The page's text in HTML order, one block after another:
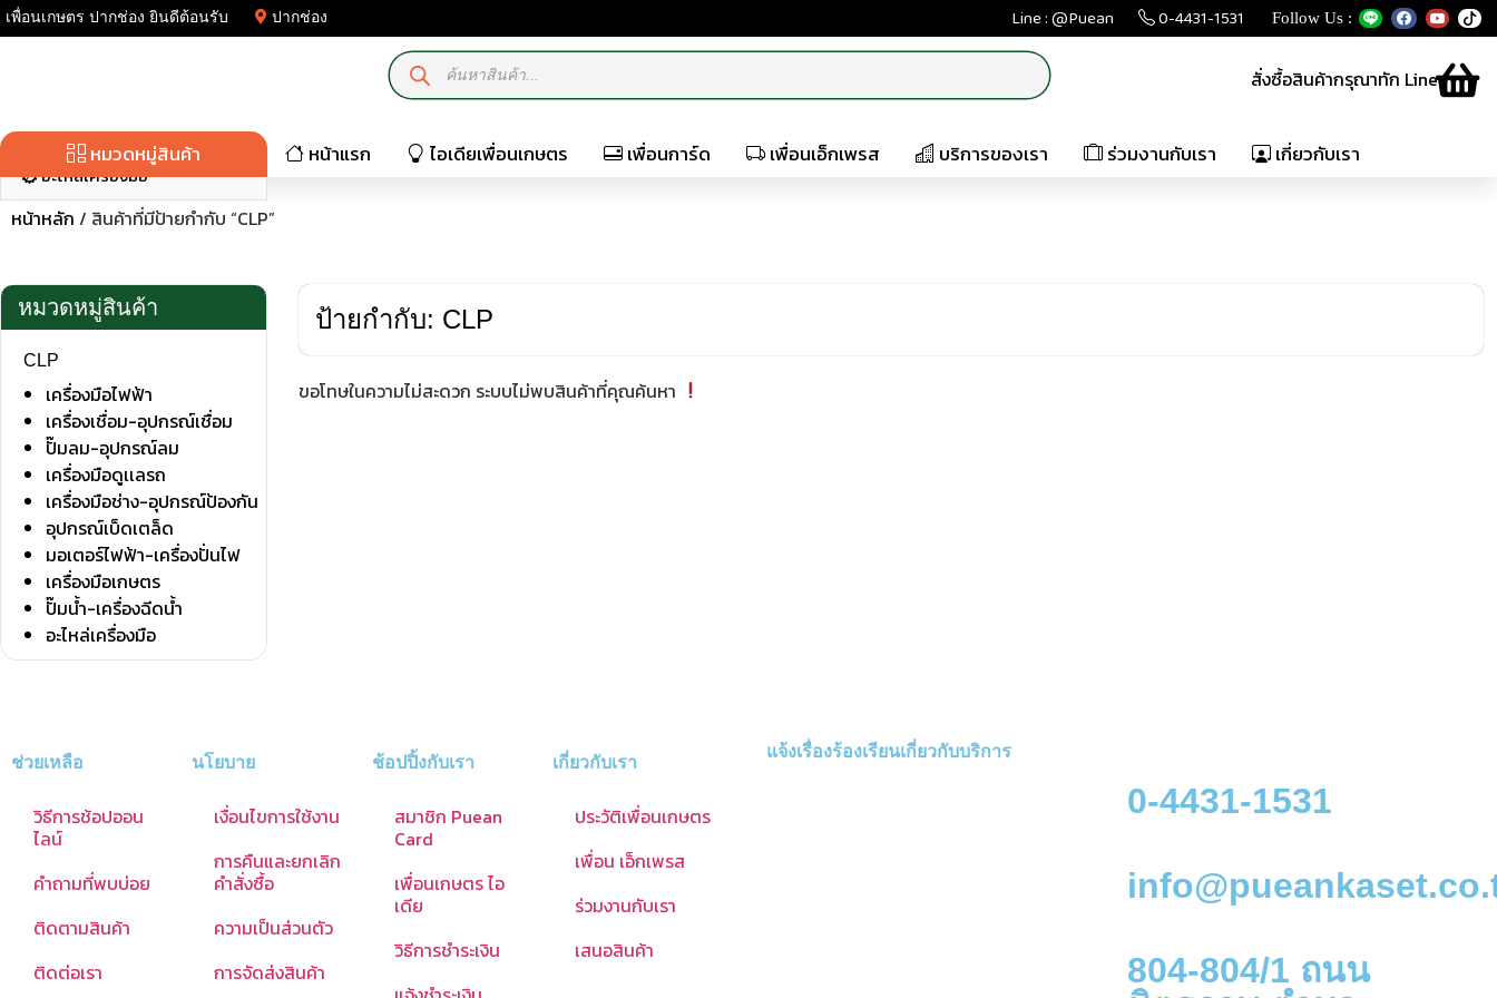
เพื่อนเกษตร ปากช่อง ยินดีต้อนรับ ปากช่อง Line : @Puean 0-4431-1531 Follow Us :
สั่งซื้อสินค้ากรุณาทัก Line
หมวดหมู่สินค้า หน้าแรก ไอเดียเพื่อนเกษตร เพื่อนการ์ด เพื่อนเอ็กเพรส บริการของเรา ร่วมงานกับเรา เกี่ยวกับเรา
มอเตอร์ไฟฟ้า-เครื่องปั่นไฟ
ปั๊มน้ำ-เครื่องฉีดน้ำ
อะไหล่เครื่องมือ
หน้าหลัก / สินค้าที่มีป้ายกำกับ “CLP”
หมวดหมู่สินค้า
CLP
เครื่องมือไฟฟ้า
เครื่องเชื่อม-อุปกรณ์เชื่อม
ปั๊มลม-อุปกรณ์ลม
เครื่องมือดูเเลรถ
เครื่องมือช่าง-อุปกรณ์ป้องกัน
อุปกรณ์เบ็ดเตล็ด
มอเตอร์ไฟฟ้า-เครื่องปั่นไฟ
เครื่องมือเกษตร
ปั๊มน้ำ-เครื่องฉีดน้ำ
อะไหล่เครื่องมือ
ป้ายกำกับ: CLP
ขอโทษในความไม่สะดวก ระบบไม่พบสินค้าที่คุณค้นหา
ช่วยเหลือ
วิธีการช้อปออน
ไลน์
คำถามที่พบบ่อย
ติดตามสินค้า
ติดต่อเรา
นโยบาย
เงื่อนไขการใช้งาน
การคืนและยกเลิก
คำสั่งซื้อ
ความเป็นส่วนตัว
การจัดส่งสินค้า
ช้อปปิ้งกับเรา
สมาชิก Puean
Card
เพื่อนเกษตร ไอ
เดีย
วิธีการชำระเงิน
เกี่ยวกับเรา
ประวัติเพื่อนเกษตร
เพื่อน เอ็กเพรส
ร่วมงานกับเรา
เสนอสินค้า
แจ้งเรื่องร้องเรียนเกี่ยวกับบริการ
0-4431-1531
804-804/1 ถนน